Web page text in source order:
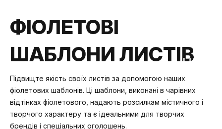
Ціни
ФІОЛЕТОВІ
ШАБЛОНИ ЛИСТІВ
Підвищте якість своїх листів за допомогою наших
фіолетових шаблонів. Ці шаблони, виконані в чарівних
відтінках фіолетового, надають розсилкам містичного і
творчого характеру та є ідеальними для творчих
брендів і спеціальних оголошень.